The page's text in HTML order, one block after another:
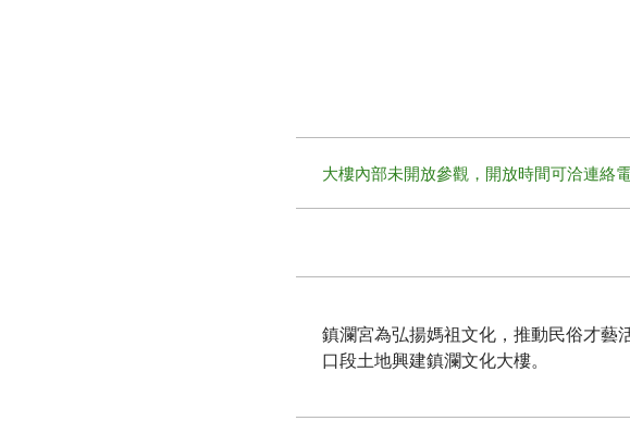
大樓內部未開放參觀，開放時間可洽連絡電
鎮瀾宮為弘揚媽祖文化，推動民俗才藝
口段土地興建鎮瀾文化大樓。